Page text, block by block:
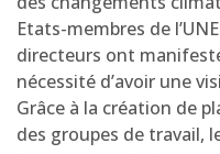
Etats-membres de
directeurs ont
nécessité d’avoir une
Grâce à la création de
des groupes de travail,